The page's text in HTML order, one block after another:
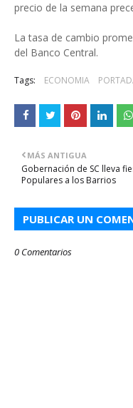
precio de la semana
La tasa de cambio
del Banco Central.
Tags: ECONOMIA
MÁS ANTIGUA
Gobernación de SC lleva
Populares a los Barrios
PUBLICAR UN
0 Comentarios